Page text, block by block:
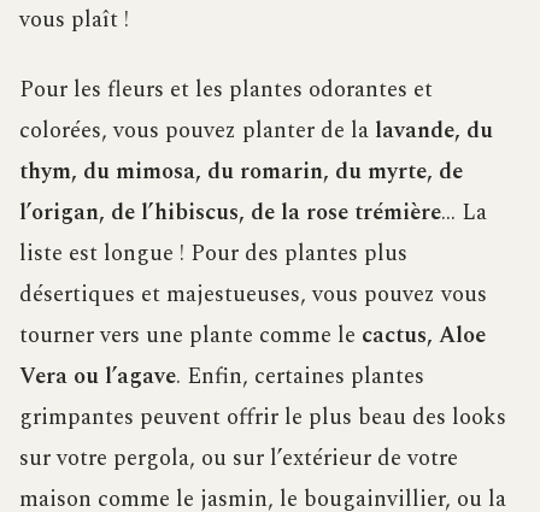
vous plaît !
Pour les fleurs et les plantes odorantes et
colorées, vous pouvez planter de la lavande, du
thym, du mimosa, du romarin, du myrte, de
l’origan, de l’hibiscus, de la rose trémière… La
liste est longue ! Pour des plantes plus
désertiques et majestueuses, vous pouvez vous
tourner vers une plante comme le cactus, Aloe
Vera ou l’agave. Enfin, certaines plantes
grimpantes peuvent offrir le plus beau des looks
sur votre pergola, ou sur l’extérieur de votre
maison comme le jasmin, le bougainvillier, ou la